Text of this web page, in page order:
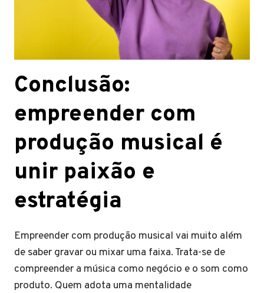
Conclusão:
empreender com
produção musical é
unir paixão e
estratégia
Empreender com produção musical vai muito além
de saber gravar ou mixar uma faixa. Trata-se de
compreender a música como negócio e o som como
produto. Quem adota uma mentalidade